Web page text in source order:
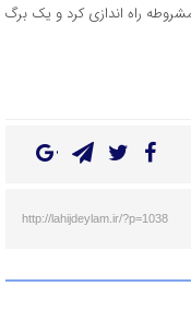
۱۹سال پیش موزه مشروطه راه اندازی کرد و یک برگ
http://lahijdeylam.ir/?p=1038